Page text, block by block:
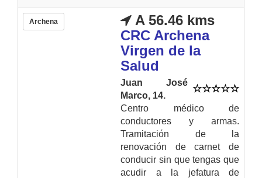
Archena
A 56.46 kms
CRC Archena
Virgen de la
Salud
Juan José
Marco, 14.
Centro médico de
conductores y armas.
Tramitación de la
renovación de carnet de
conducir sin que tengas que
acudir a la jefatura de